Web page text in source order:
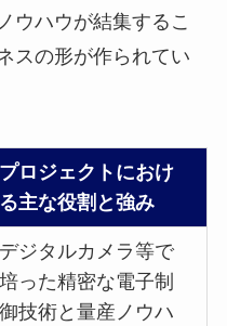
ウハウが結集するこ
スの形が作られてい
プロジェクトにおけ
る主な役割と強み
デジタルカメラ等で
培った精密な電子制
御技術と量産ノウハ